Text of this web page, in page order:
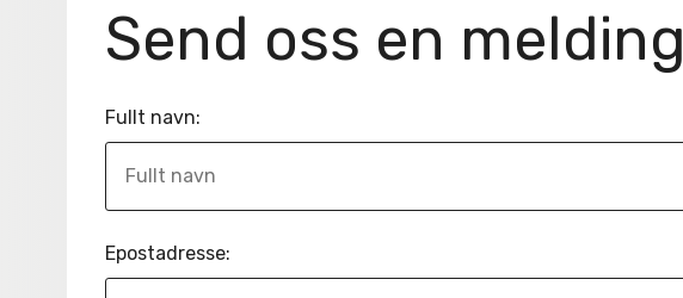
Send oss en melding
Fullt navn:
Epostadresse: